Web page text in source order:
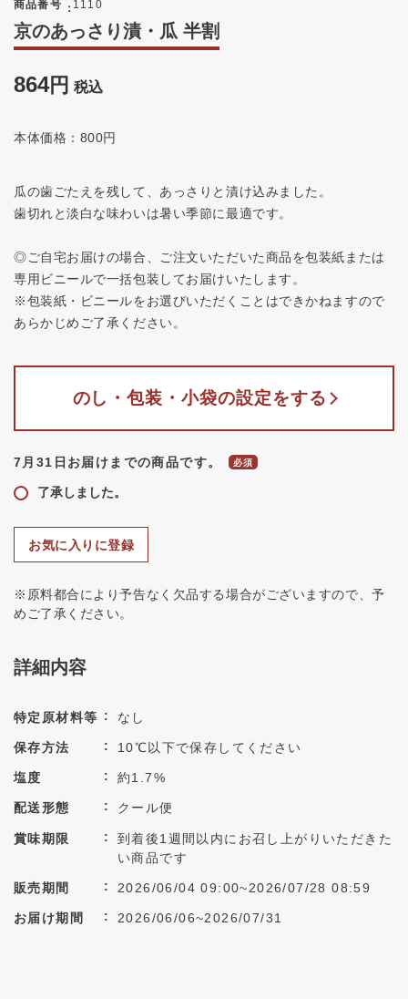
商品番号 1110
京のあっさり漬・瓜 半割
864 税込
本体価格：800円
瓜の歯ごたえを残して、あっさりと漬け込みました。
歯切れと淡白な味わいは暑い季節に最適です。
◎ご自宅お届けの場合、ご注文いただいた商品を包装紙または
専用ビニールで一括包装してお届けいたします。
※包装紙・ビニールをお選びいただくことはできかねますので
あらかじめご了承ください。
のし・包装・小袋の設定をする
7月31日お届けまでの商品です。
了承しました。
お気に入りに登録
※原料都合により予告なく欠品する場合がございますので、予
めご了承ください。
詳細内容
特定原材料等 なし
保存方法 10℃以下で保存してください
塩度 約1.7%
配送形態 クール便
賞味期限
到着後1週間以内にお召し上がりいただきた
い商品です
販売期間 2026/06/04 09:00~2026/07/28 08:59
お届け期間 2026/06/06~2026/07/31